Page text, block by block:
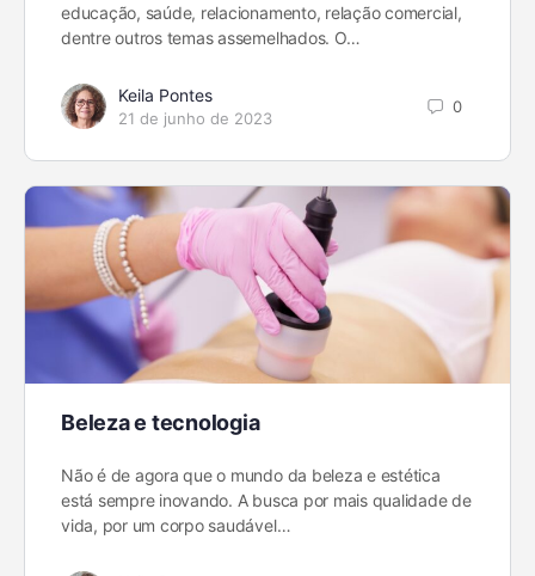
educação, saúde, relacionamento, relação comercial,
dentre outros temas assemelhados. O…
Keila Pontes
21 de junho de 2023
0
Beleza e tecnologia
Não é de agora que o mundo da beleza e estética
está sempre inovando. A busca por mais qualidade de
vida, por um corpo saudável…